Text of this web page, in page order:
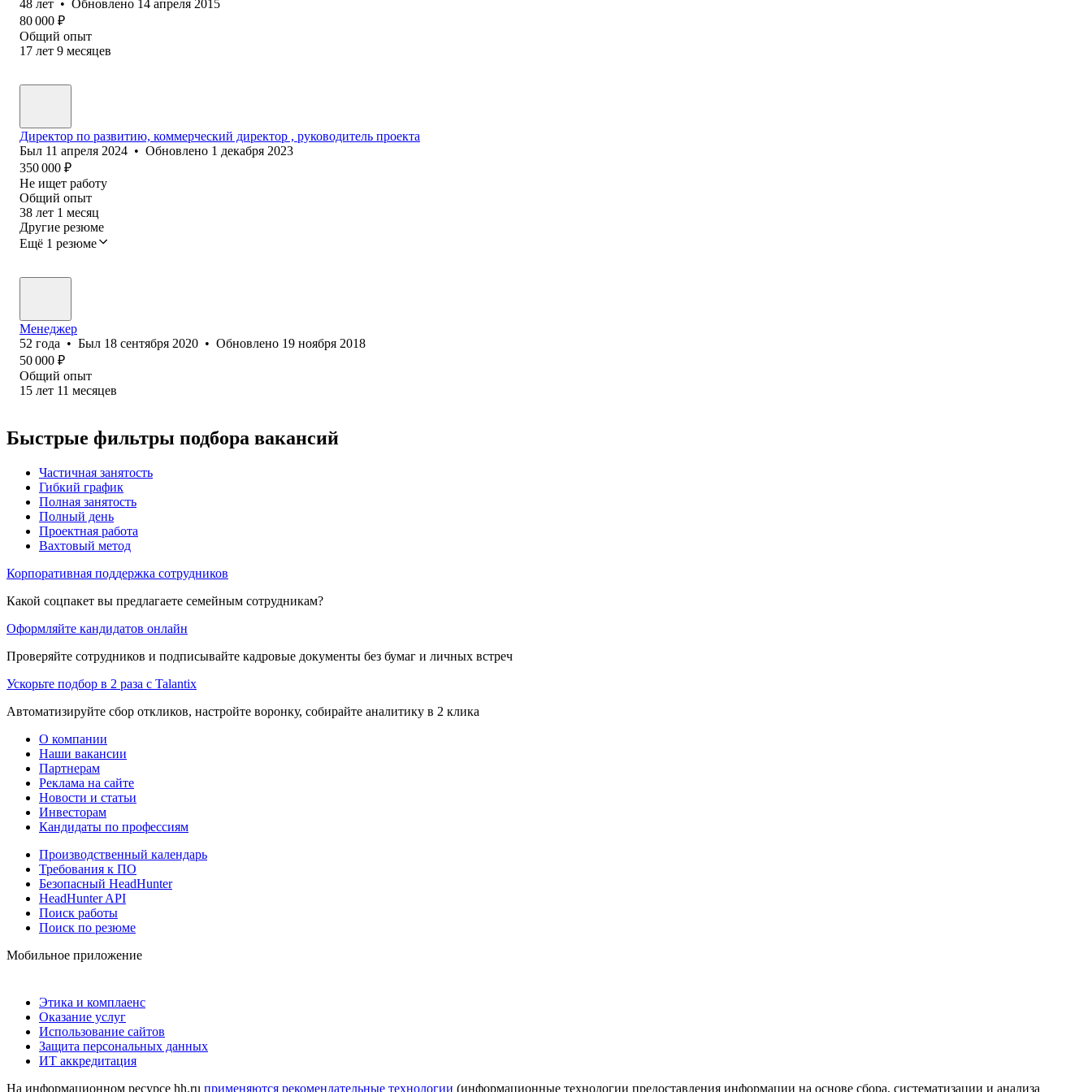
48 лет • Обновлено 14 апреля 2015
80 000 ₽
Общий опыт
17 лет 9 месяцев
Директор по развитию, коммерческий директор , руководитель проекта
Был 11 апреля 2024 • Обновлено 1 декабря 2023
350 000 ₽
Не ищет работу
Общий опыт
38 лет 1 месяц
Другие резюме
Ещё 1 резюме
Менеджер
52 года • Был 18 сентября 2020 • Обновлено 19 ноября 2018
50 000 ₽
Общий опыт
15 лет 11 месяцев
Быстрые фильтры подбора вакансий
Частичная занятость
Гибкий график
Полная занятость
Полный день
Проектная работа
Вахтовый метод
Корпоративная поддержка сотрудников
Какой соцпакет вы предлагаете семейным сотрудникам?
Оформляйте кандидатов онлайн
Проверяйте сотрудников и подписывайте кадровые документы без бумаг и личных встреч
Ускорьте подбор в 2 раза с Talantix
Автоматизируйте сбор откликов, настройте воронку, собирайте аналитику в 2 клика
О компании
Наши вакансии
Партнерам
Реклама на сайте
Новости и статьи
Инвесторам
Кандидаты по профессиям
Производственный календарь
Требования к ПО
Безопасный HeadHunter
HeadHunter API
Поиск работы
Поиск по резюме
Мобильное приложение
Этика и комплаенс
Оказание услуг
Использование сайтов
Защита персональных данных
ИТ аккредитация
На информационном ресурсе hh.ru применяются рекомендательные технологии (информационные технологии предоставления информации на основе сбора, систематизации и анализа